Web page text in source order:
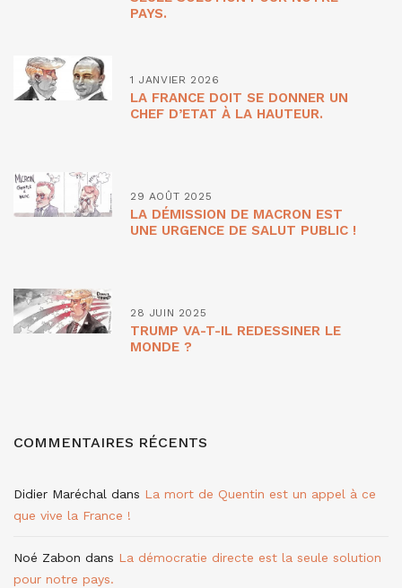
PAYS.
1 JANVIER 2026
LA FRANCE DOIT SE DONNER UN
CHEF D’ETAT À LA HAUTEUR.
29 AOÛT 2025
LA DÉMISSION DE MACRON EST
UNE URGENCE DE SALUT PUBLIC !
28 JUIN 2025
TRUMP VA-T-IL REDESSINER LE
MONDE ?
COMMENTAIRES RÉCENTS
Didier Maréchal dans La mort de Quentin est un appel à ce
que vive la France !
Noé Zabon dans La démocratie directe est la seule solution
pour notre pays.